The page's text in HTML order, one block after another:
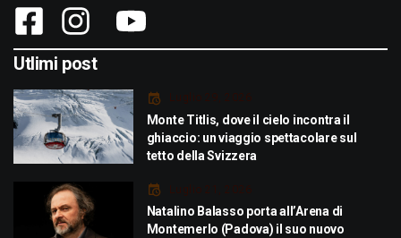
Utlimi post
Luglio 29, 2026
Monte Titlis, dove il cielo incontra il
ghiaccio: un viaggio spettacolare sul
tetto della Svizzera
Luglio 21, 2026
Natalino Balasso porta all’Arena di
Montemerlo (Padova) il suo nuovo